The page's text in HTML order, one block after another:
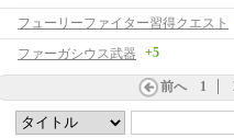
フューリーファイター習得クエスト
ファーガシウス武器
+5
前へ 1